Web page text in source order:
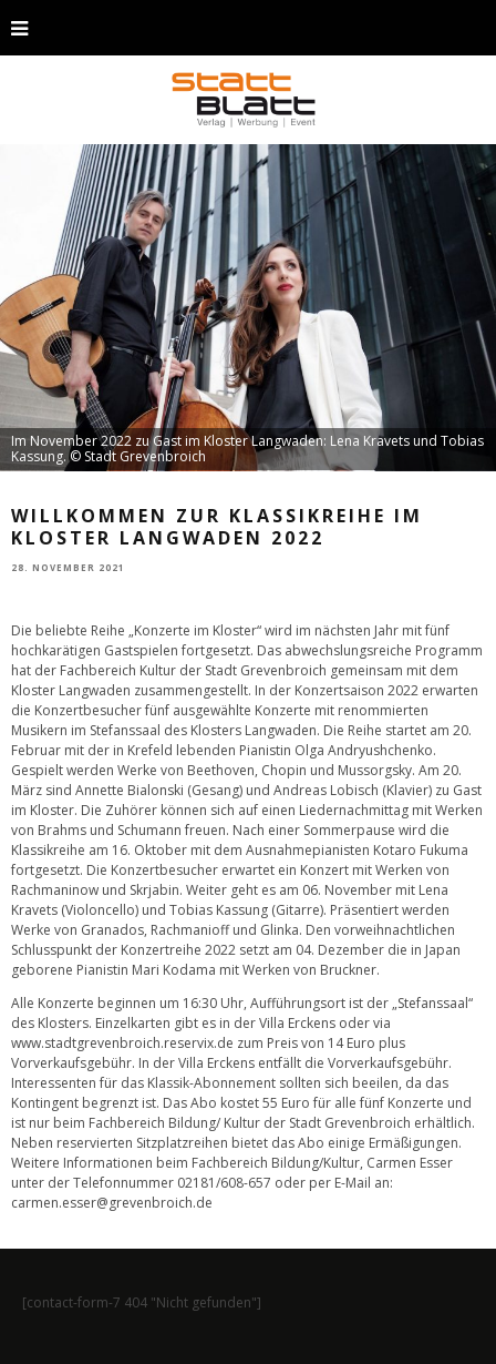
Im November 2022 zu Gast im Kloster Langwaden: Lena Kravets und Tobias
Kassung. © Stadt Grevenbroich
WILLKOMMEN ZUR KLASSIKREIHE IM
KLOSTER LANGWADEN 2022
28. NOVEMBER 2021
Die beliebte Reihe „Konzerte im Kloster“ wird im nächsten Jahr mit fünf
hochkarätigen Gastspielen fortgesetzt. Das abwechslungsreiche Programm
hat der Fachbereich Kultur der Stadt Grevenbroich gemeinsam mit dem
Kloster Langwaden zusammengestellt. In der Konzertsaison 2022 erwarten
die Konzertbesucher fünf ausgewählte Konzerte mit renommierten
Musikern im Stefanssaal des Klosters Langwaden. Die Reihe startet am 20.
Februar mit der in Krefeld lebenden Pianistin Olga Andryushchenko.
Gespielt werden Werke von Beethoven, Chopin und Mussorgsky. Am 20.
März sind Annette Bialonski (Gesang) und Andreas Lobisch (Klavier) zu Gast
im Kloster. Die Zuhörer können sich auf einen Liedernachmittag mit Werken
von Brahms und Schumann freuen. Nach einer Sommerpause wird die
Klassikreihe am 16. Oktober mit dem Ausnahmepianisten Kotaro Fukuma
fortgesetzt. Die Konzertbesucher erwartet ein Konzert mit Werken von
Rachmaninow und Skrjabin. Weiter geht es am 06. November mit Lena
Kravets (Violoncello) und Tobias Kassung (Gitarre). Präsentiert werden
Werke von Granados, Rachmanioff und Glinka. Den vorweihnachtlichen
Schlusspunkt der Konzertreihe 2022 setzt am 04. Dezember die in Japan
geborene Pianistin Mari Kodama mit Werken von Bruckner.
Alle Konzerte beginnen um 16:30 Uhr, Aufführungsort ist der „Stefanssaal“
des Klosters. Einzelkarten gibt es in der Villa Erckens oder via
www.stadtgrevenbroich.reservix.de zum Preis von 14 Euro plus
Vorverkaufsgebühr. In der Villa Erckens entfällt die Vorverkaufsgebühr.
Interessenten für das Klassik-Abonnement sollten sich beeilen, da das
Kontingent begrenzt ist. Das Abo kostet 55 Euro für alle fünf Konzerte und
ist nur beim Fachbereich Bildung/ Kultur der Stadt Grevenbroich erhältlich.
Neben reservierten Sitzplatzreihen bietet das Abo einige Ermäßigungen.
Weitere Informationen beim Fachbereich Bildung/Kultur, Carmen Esser
unter der Telefonnummer 02181/608-657 oder per E-Mail an:
carmen.esser@grevenbroich.de
[contact-form-7 404 "Nicht gefunden"]